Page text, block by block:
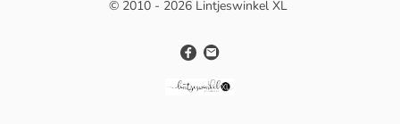
© 2010 - 2026 Lintjeswinkel XL